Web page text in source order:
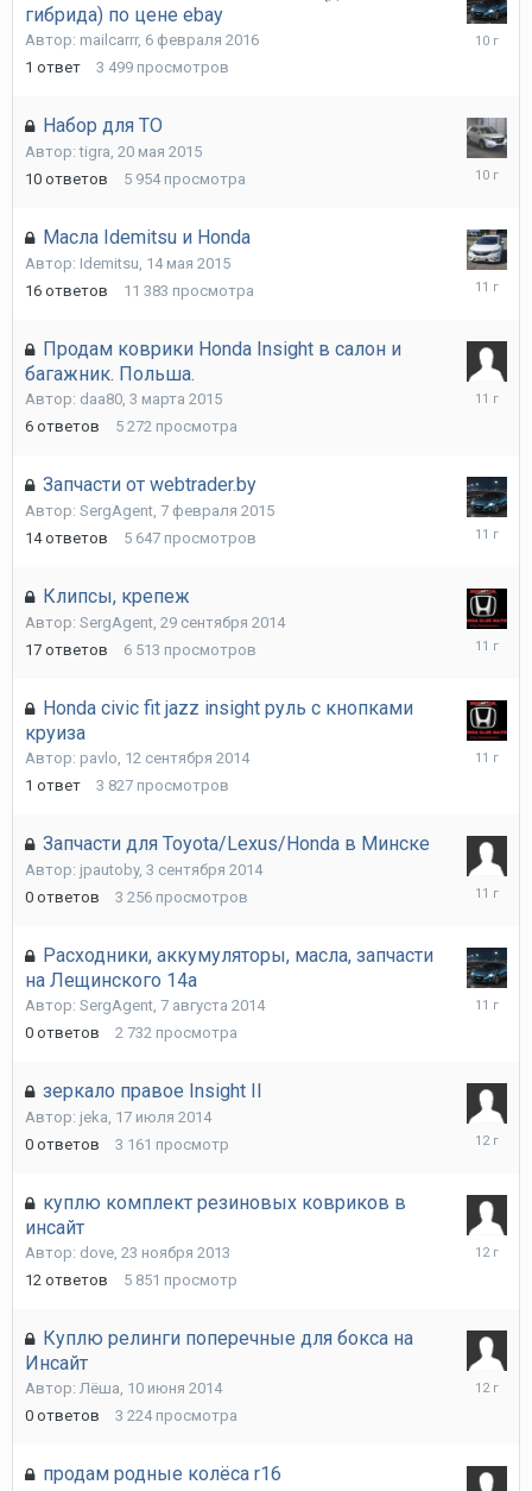
гибрида) по цене ebay
Автор: mailcarrr, 6 февраля 2016
1 ответ 3 499 просмотров
Набор для ТО
Автор:tigra, 20 мая 2015
10 ответов 5 954 просмотра
17
Масла Idemitsu и Honda
Автор: Idemitsu, 14 мая 2015
16 ответов 11 383 просмотра
Продам коврики Honda Insight в салон и
багажник. Польша.
Автор: daa80, 3 марта 2015
6 ответов 5 272 просмотра
25
Запчасти от webtrader.by
Автор: SergAgent, 7 февраля 2015
14 ответов 5 647 просмотров
Клипсы, крепеж
Автор: SergAgent, 29 сентября 2014
17 ответов 6 513 просмотров
12
Honda civic fit jazz insight руль с кнопками
круиза
Автор: pavlo, 12 сентября 2014
1 ответ 3 827 просмотров
13
Запчасти для Toyota/Lexus/Honda в Минске
Автор: jpautoby, 3 сентября 2014
0 ответов 3 256 просмотров
Расходники, аккумуляторы, масла, запчасти
на Лещинского 14а
Автор: SergAgent, 7 августа 2014
0 ответов 2 732 просмотра
зеркало правое Insight II
Автор: jeka, 17 июля 2014
0 ответов 3 161 просмотр
17
куплю комплект резиновых ковриков в
инсайт
Автор: dove, 23 ноября 2013
12 ответов 5 851 просмотр
24
Куплю релинги поперечные для бокса на
Инсайт
Автор: Лёша, 10 июня 2014
0 ответов 3 224 просмотра
10
продам родные колёса r16